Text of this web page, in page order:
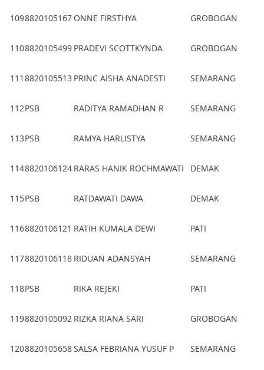
1098820105167 ONNE FIRSTHYA GROBOGAN
1108820105499 PRADEVI SCOTTKYNDA GROBOGAN
111 8820105513 PRINC AISHA ANADESTI SEMARANG
112PSB RADITYA RAMADHAN R SEMARANG
113PSB RAMYA HARLISTYA SEMARANG
1148820106124 RARAS HANIK ROCHMAWATI DEMAK
115PSB RATDAWATI DAWA DEMAK
1168820106121 RATIH KUMALA DEWI PATI
1178820106118 RIDUAN ADANSYAH SEMARANG
118PSB RIKA REJEKI PATI
1198820105092 RIZKA RIANA SARI GROBOGAN
1208820105658SALSA FEBRIANA YUSUF P SEMARANG